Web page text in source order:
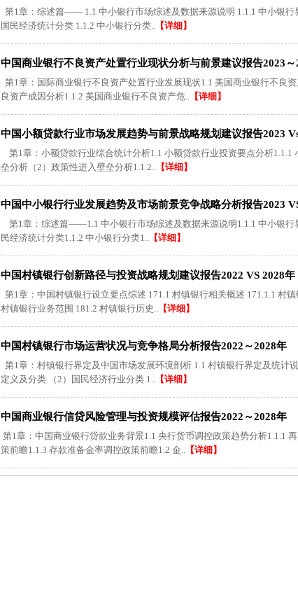
第1章：综述篇—— 1.1 中小银行市场综述及数据来源说明 1.1.1 中小银行
国民经济统计分类 1.1.2 中小银行分类.. 【详细】
中国商业银行不良资产处置行业现状分析与前景建议报告2023～
第1章：国际商业银行不良资产处置行业发展现状1.1 美国商业银行不良
良资产成因分析1.1.2 美国商业银行不良资产危.. 【详细】
中国小额贷款行业市场发展趋势与前景战略规划建议报告2023
第1章：小额贷款行业综合统计分析1.1 小额贷款行业投资要点分析1.1.1
垒分析（2）政策性进入壁垒分析1.1.2.. 【详细】
中国中小银行行业发展趋势及市场前景竞争战略分析报告2023
第1章：综述篇——1.1 中小银行市场综述及数据来源说明1.1.1 中小银行
民经济统计分类1.1.2 中小银行分类1.. 【详细】
中国村镇银行创新路径与投资战略规划建议报告2022 VS 2028年
第1章：中国村镇银行设立要点综述 171.1 村镇银行相关概述 171.1.1 村
村镇银行业务范围 181.2 村镇银行历史.. 【详细】
中国村镇银行市场运营状况与竞争格局分析报告2022～2028年
第1章：村镇银行界定及中国市场发展环境剖析 1.1 村镇银行界定及统计
定义及分类 （2）国民经济行业分类 1.. 【详细】
中国商业银行信贷风险管理与投资规模评估报告2022～2028年
第1章：中国商业银行贷款业务背景1.1 央行货币调控政策趋势分析1.1.1
策前瞻1.1.3 存款准备金率调控政策前瞻1.2 金.. 【详细】